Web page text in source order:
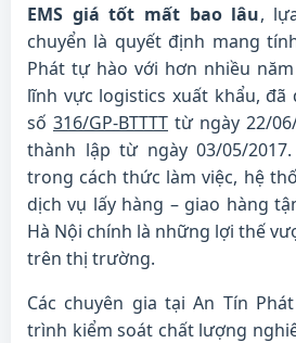
EMS giá tốt mất bao lâu,
chuyển là quyết định mang
Phát tự hào với hơn nhiều
lĩnh vực logistics xuất khẩu, đã
số 316/GP-BTTTT từ ngày 22/
thành lập từ ngày 03/05/
trong cách thức làm việc, hệ
dịch vụ lấy hàng – giao hàng
Hà Nội chính là những lợi thế
trên thị trường.
Các chuyên gia tại An Tín
trình kiểm soát chất lượng